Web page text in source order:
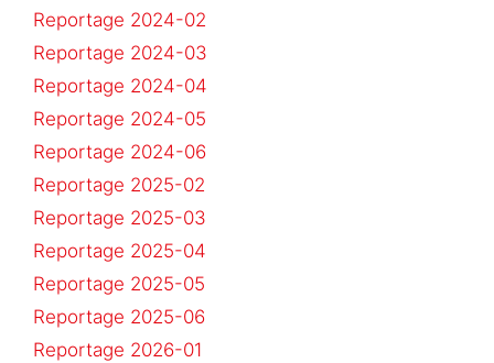
Reportage 2024-02
Reportage 2024-03
Reportage 2024-04
Reportage 2024-05
Reportage 2024-06
Reportage 2025-02
Reportage 2025-03
Reportage 2025-04
Reportage 2025-05
Reportage 2025-06
Reportage 2026-01